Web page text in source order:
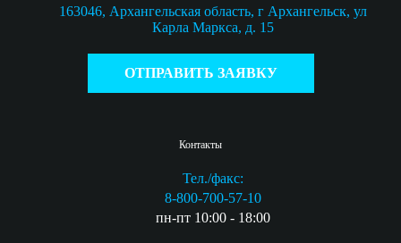
163046, Архангельская область, г Архангельск, ул
Карла Маркса, д. 15
ОТПРАВИТЬ ЗАЯВКУ
Контакты
Тел./факс:
8-800-700-57-10
пн-пт 10:00 - 18:00